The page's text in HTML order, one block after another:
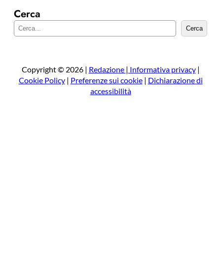
Cerca
e
a
Cerca
Copyright © 2026 | Redazione | Informativa privacy|
Cookie Policy| Preferenze sui cookie| Dichiarazione di
accessibilità